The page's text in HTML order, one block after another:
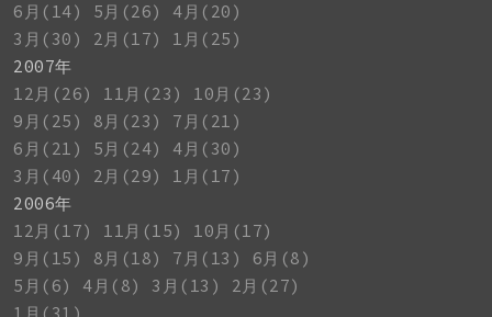
6月(14)
5月(26)
4月(20)
3月(30)
2月(17)
1月(25)
2007年
12月(26)
11月(23)
10月(23)
9月(25)
8月(23)
7月(21)
6月(21)
5月(24)
4月(30)
3月(40)
2月(29)
1月(17)
2006年
12月(17)
11月(15)
10月(17)
9月(15)
8月(18) 7月(13)
6月(8)
5月(6)
4月(8) 3月(13)
2月(27)